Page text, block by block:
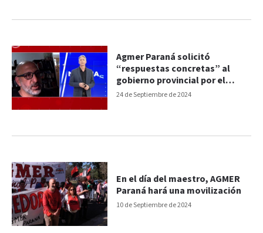
24 de Septiembre de 2024
Agmer Paraná solicitó
“respuestas concretas” al
gobierno provincial por el
conflicto docente
10 de Septiembre de 2024
En el día del maestro, AGMER
Paraná hará una movilización